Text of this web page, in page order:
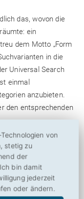
das, wovon die
ein
dem Motto „Form
in die
Universal Search
einmal
anzubieten.
den entsprechenden
Schnee
Suche ist
geworden. Ob E-
von
stetig zu
der
bin damit
jederzeit
oder ändern.